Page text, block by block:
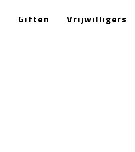
Giften Vrijwilligers